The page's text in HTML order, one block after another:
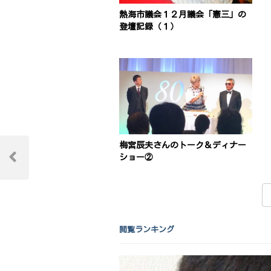
熱海市議会１２月議会「憲三」の
登壇記録（１）
梅宮辰夫さんのトーク＆ディナー
ショー②
稿
Previous
閲覧ランキング